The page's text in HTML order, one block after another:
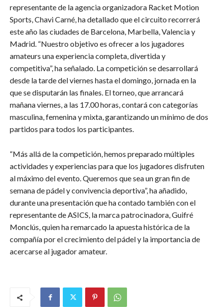
representante de la agencia organizadora Racket Motion
Sports, Chavi Carné, ha detallado que el circuito recorrerá
este año las ciudades de Barcelona, Marbella, Valencia y
Madrid. “Nuestro objetivo es ofrecer a los jugadores
amateurs una experiencia completa, divertida y
competitiva”, ha señalado. La competición se desarrollará
desde la tarde del viernes hasta el domingo, jornada en la
que se disputarán las finales. El torneo, que arrancará
mañana viernes, a las 17.00 horas, contará con categorías
masculina, femenina y mixta, garantizando un mínimo de dos
partidos para todos los participantes.
“Más allá de la competición, hemos preparado múltiples
actividades y experiencias para que los jugadores disfruten
al máximo del evento. Queremos que sea un gran fin de
semana de pádel y convivencia deportiva”, ha añadido,
durante una presentación que ha contado también con el
representante de ASICS, la marca patrocinadora, Guifré
Monclús, quien ha remarcado la apuesta histórica de la
compañía por el crecimiento del pádel y la importancia de
acercarse al jugador amateur.